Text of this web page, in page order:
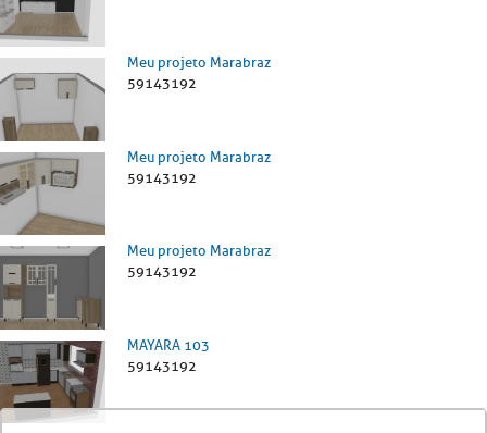
Meu projeto Marabraz
59143192
Meu projeto Marabraz
59143192
Meu projeto Marabraz
59143192
MAYARA 103
59143192